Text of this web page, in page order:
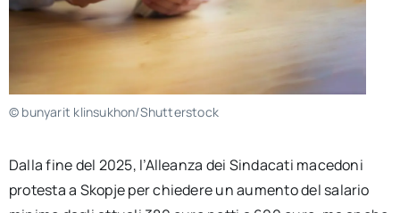
© bunyarit klinsukhon/Shutterstock
Dalla fine del 2025, l’Alleanza dei Sindacati macedoni
protesta a Skopje per chiedere un aumento del salario